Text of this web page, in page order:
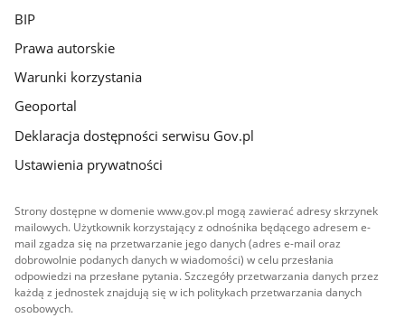
BIP
Prawa autorskie
Warunki korzystania
Geoportal
Deklaracja dostępności serwisu Gov.pl
Ustawienia prywatności
Strony dostępne w domenie www.gov.pl mogą zawierać adresy skrzynek
mailowych. Użytkownik korzystający z odnośnika będącego adresem e-
mail zgadza się na przetwarzanie jego danych (adres e-mail oraz
dobrowolnie podanych danych w wiadomości) w celu przesłania
odpowiedzi na przesłane pytania. Szczegóły przetwarzania danych przez
każdą z jednostek znajdują się w ich politykach przetwarzania danych
osobowych.